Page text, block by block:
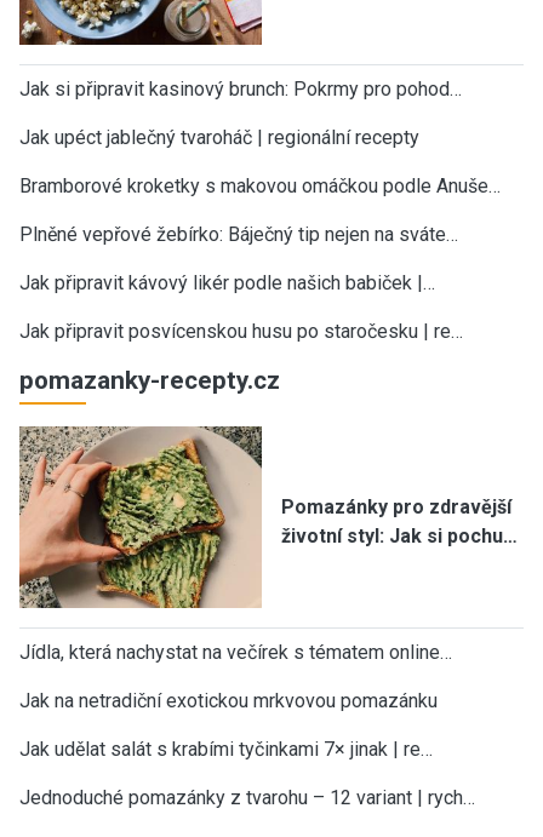
Jak si připravit kasinový brunch: Pokrmy pro pohod…
Jak upéct jablečný tvaroháč | regionální recepty
Bramborové kroketky s makovou omáčkou podle Anuše…
Plněné vepřové žebírko: Báječný tip nejen na sváte…
Jak připravit kávový likér podle našich babiček |…
Jak připravit posvícenskou husu po staročesku | re…
pomazanky-recepty.cz
Pomazánky pro zdravější
životní styl: Jak si pochu…
Jídla, která nachystat na večírek s tématem online…
Jak na netradiční exotickou mrkvovou pomazánku
Jak udělat salát s krabími tyčinkami 7× jinak | re…
Jednoduché pomazánky z tvarohu – 12 variant | rych…